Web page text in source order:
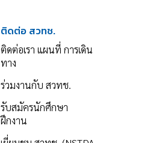
ติดต่อ สวทช.
ติดต่อเรา แผนที่ การเดิน
ทาง
ร่วมงานกับ สวทช.
รับสมัครนักศึกษา
ฝึกงาน